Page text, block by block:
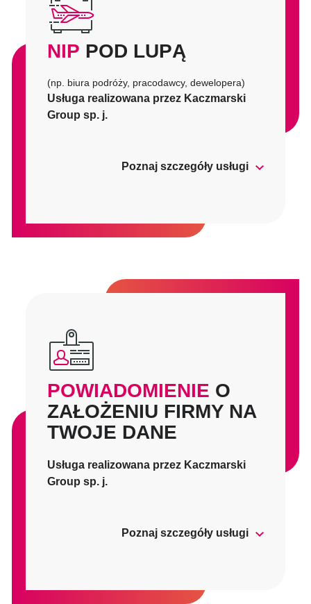
NIP POD LUPĄ
(np. biura podróży, pracodawcy, dewelopera)
Usługa realizowana przez Kaczmarski
Group sp. j.
Poznaj szczegóły usługi
POWIADOMIENIE O
ZAŁOŻENIU FIRMY NA
TWOJE DANE
Usługa realizowana przez Kaczmarski
Group sp. j.
Poznaj szczegóły usługi